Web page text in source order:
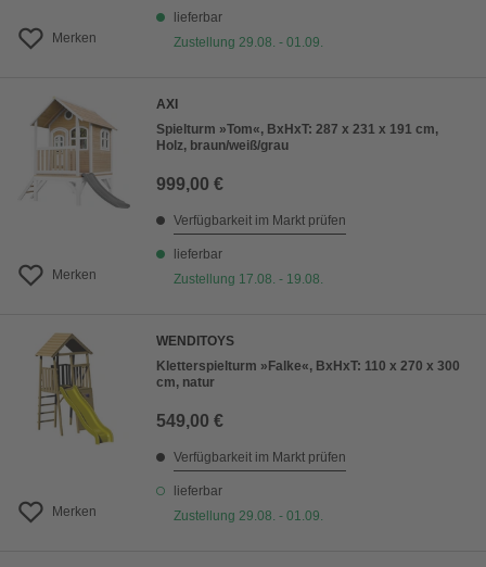
Merken
lieferbar
Zustellung 29.08. - 01.09.
Merken
AXI
Spielturm »Tom«, BxHxT: 287 x 231 x 191 cm,
Holz, braun/weiß/grau
999,00 €
Verfügbarkeit im Markt prüfen
lieferbar
Zustellung 17.08. - 19.08.
Merken
WENDITOYS
Kletterspielturm »Falke«, BxHxT: 110 x 270 x 300
cm, natur
549,00 €
Verfügbarkeit im Markt prüfen
lieferbar
Zustellung 29.08. - 01.09.